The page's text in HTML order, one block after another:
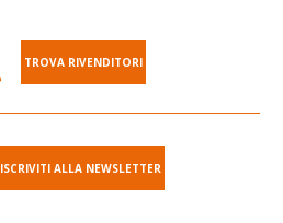
TROVA RIVENDITORI
ISCRIVITI ALLA NEWSLETTER